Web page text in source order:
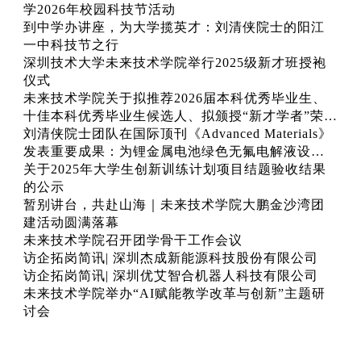
学2026年校园科技节活动
到中学办讲座，为大学揽英才：刘清侠院士的阳江
一中科技节之行
深圳技术大学未来技术学院举行2025级新才班授袍
仪式
未来技术学院关于拟推荐2026届本科优秀毕业生、
十佳本科优秀毕业生候选人、拟颁授“新才学者”荣誉
称号名单的公示
刘清侠院士团队在国际顶刊《Advanced Materials》
发表重要成果：为锂金属电池绿色无氟电解液设计
提供新范式
关于2025年大学生创新训练计划项目结题验收结果
的公示
暂别讲台，共赴山海｜未来技术学院大鹏金沙湾团
建活动圆满落幕
未来技术学院召开团学骨干工作会议
访企拓岗简讯| 深圳杰成新能源科技股份有限公司
访企拓岗简讯| 深圳优艾智合机器人科技有限公司
未来技术学院举办“AI赋能教学改革与创新”主题研
讨会